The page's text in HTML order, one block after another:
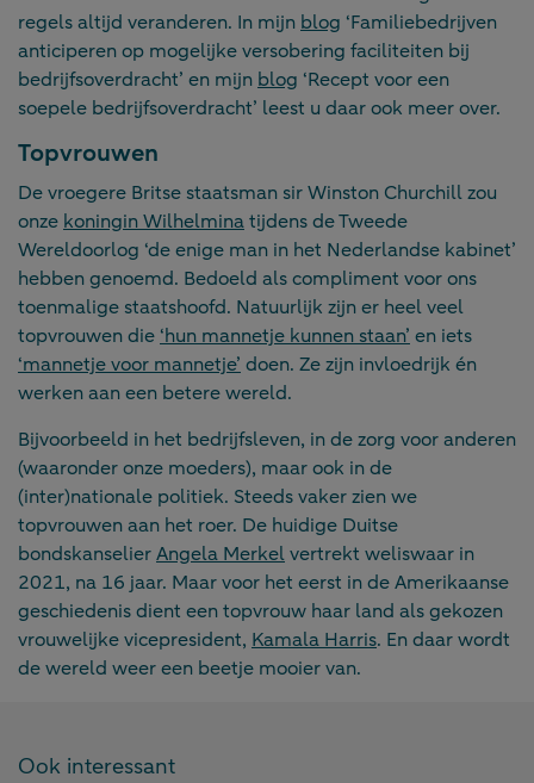
regels altijd veranderen. In mijn blog ‘Familiebedrijven
anticiperen op mogelijke versobering faciliteiten bij
bedrijfsoverdracht’ en mijn blog ‘Recept voor een
soepele bedrijfsoverdracht’ leest u daar ook meer over.
Topvrouwen
De vroegere Britse staatsman sir Winston Churchill zou
onze koningin Wilhelminatijdens de Tweede
Wereldoorlog ‘de enige man in het Nederlandse kabinet’
hebben genoemd. Bedoeld als compliment voor ons
toenmalige staatshoofd. Natuurlijk zijn er heel veel
topvrouwen die ‘hun mannetje kunnen staan’ en iets
‘mannetje voor mannetje’ doen. Ze zijn invloedrijk én
werken aan een betere wereld.
Bijvoorbeeld in het bedrijfsleven, in de zorg voor anderen
(waaronder onze moeders), maar ook in de
(inter)nationale politiek. Steeds vaker zien we
topvrouwen aan het roer. De huidige Duitse
bondskanselierAngela Merkelvertrekt weliswaar in
2021, na 16 jaar. Maar voor het eerst in de Amerikaanse
geschiedenis dient een topvrouw haar land als gekozen
vrouwelijke vicepresident, Kamala Harris. En daar wordt
de wereld weer een beetje mooier van.
Ook interessant